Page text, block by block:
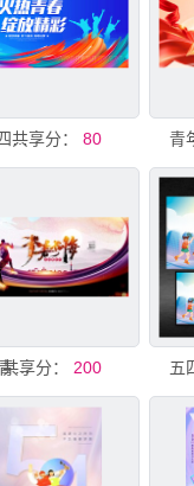
五四青年节展板
共享分： 80
54青年节展板
共享分： 200